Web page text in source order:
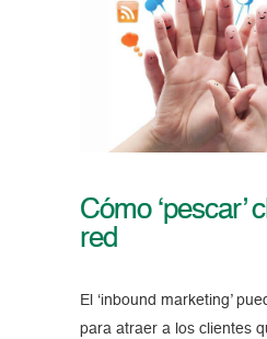
Cómo ‘pescar’
red
El ‘inbound marketing’
para atraer a los clientes